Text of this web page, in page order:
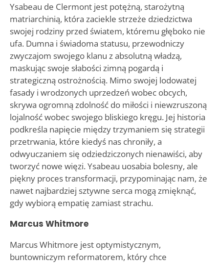
Ysabeau de Clermont jest potężną, starożytną
matriarchinią, która zaciekle strzeże dziedzictwa
swojej rodziny przed światem, któremu głęboko nie
ufa. Dumna i świadoma statusu, przewodniczy
zwyczajom swojego klanu z absolutną władzą,
maskując swoje słabości zimną pogardą i
strategiczną ostrożnością. Mimo swojej lodowatej
fasady i wrodzonych uprzedzeń wobec obcych,
skrywa ogromną zdolność do miłości i niewzruszoną
lojalność wobec swojego bliskiego kręgu. Jej historia
podkreśla napięcie między trzymaniem się strategii
przetrwania, które kiedyś nas chroniły, a
odwyuczaniem się odziedziczonych nienawiści, aby
tworzyć nowe więzi. Ysabeau uosabia bolesny, ale
piękny proces transformacji, przypominając nam, że
nawet najbardziej sztywne serca mogą zmięknąć,
gdy wybiorą empatię zamiast strachu.
Marcus Whitmore
Marcus Whitmore jest optymistycznym,
buntowniczym reformatorem, który chce